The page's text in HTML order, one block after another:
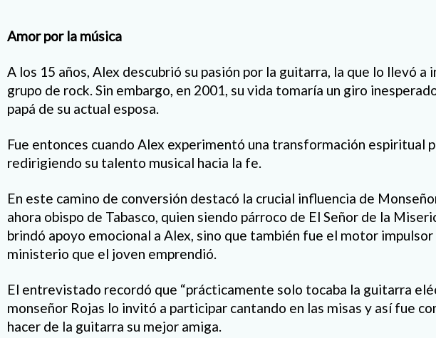
Amor por la música
A los 15 años, Alex descubrió su pasión por la guitarra, la que lo llevó a
grupo de rock. Sin embargo, en 2001, su vida tomaría un giro
papá de su actual esposa.
Fue entonces cuando Alex experimentó una transformación espiritual
redirigiendo su talento musical hacia la fe.
En este camino de conversión destacó la crucial influencia de
ahora obispo de Tabasco, quien siendo párroco de El Señor de la
brindó apoyo emocional a Alex, sino que también fue el motor
ministerio que el joven emprendió.
El entrevistado recordó que “prácticamente solo tocaba la guitarra
monseñor Rojas lo invitó a participar cantando en las misas y así fue
hacer de la guitarra su mejor amiga.